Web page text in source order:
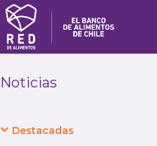
Noticias
Destacadas